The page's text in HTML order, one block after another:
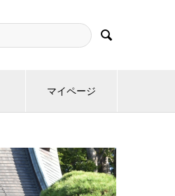

マイページ